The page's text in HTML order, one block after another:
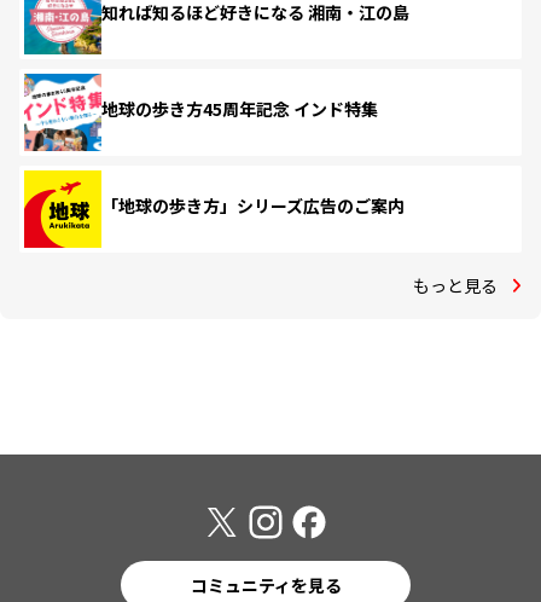
知れば知るほど好きになる 湘南・江の島
地球の歩き方45周年記念 インド特集
「地球の歩き方」シリーズ広告のご案内
もっと見る
コミュニティを見る